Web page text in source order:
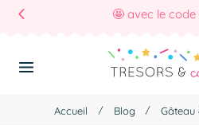
Au Contenu 🤩 avec le code
Accueil Blog Gâteau